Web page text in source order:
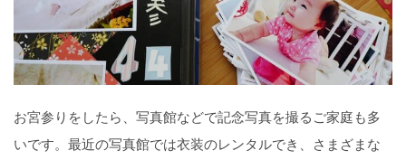
お宮参りをしたら、写真館などで記念写真を撮るご家庭も多
いです。最近の写真館では衣装のレンタルでき、さまざまな